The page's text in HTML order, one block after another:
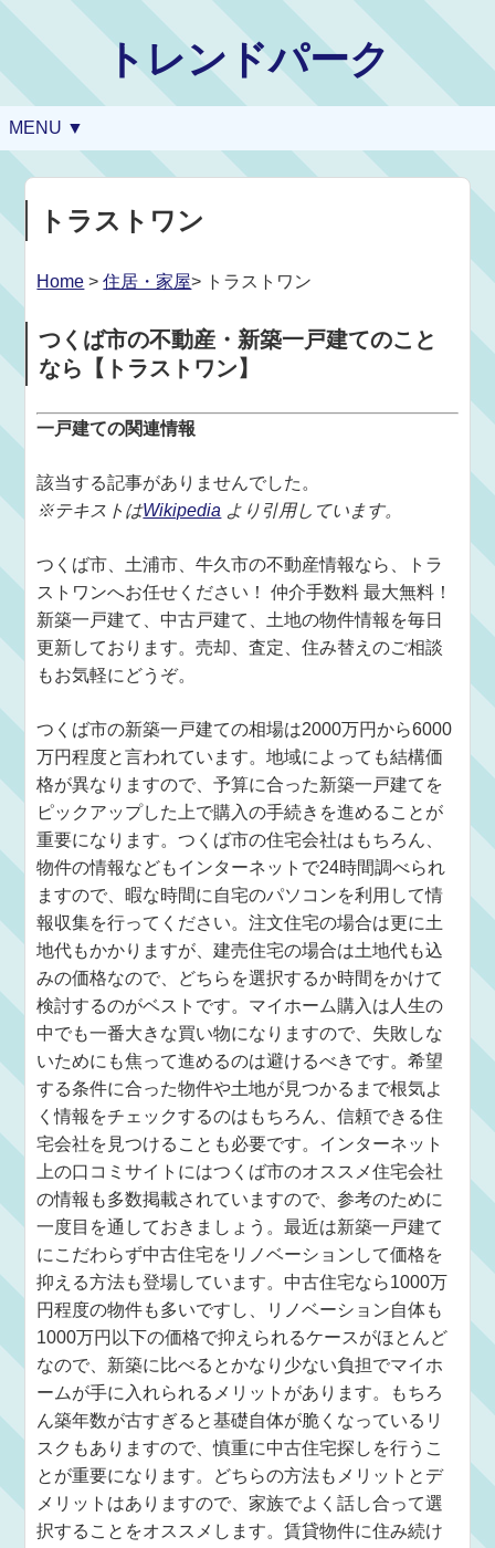
トレンドパーク
MENU ▼
トラストワン
Home >住居・家屋> トラストワン
つくば市の不動産・新築一戸建てのこと
なら【トラストワン】
一戸建ての関連情報
該当する記事がありませんでした。
※テキストはWikipedia より引用しています。
つくば市、土浦市、牛久市の不動産情報なら、トラ
ストワンへお任せください！ 仲介手数料 最大無料！
新築一戸建て、中古戸建て、土地の物件情報を毎日
更新しております。売却、査定、住み替えのご相談
もお気軽にどうぞ。
つくば市の新築一戸建ての相場は2000万円から6000
万円程度と言われています。地域によっても結構価
格が異なりますので、予算に合った新築一戸建てを
ピックアップした上で購入の手続きを進めることが
重要になります。つくば市の住宅会社はもちろん、
物件の情報などもインターネットで24時間調べられ
ますので、暇な時間に自宅のパソコンを利用して情
報収集を行ってください。注文住宅の場合は更に土
地代もかかりますが、建売住宅の場合は土地代も込
みの価格なので、どちらを選択するか時間をかけて
検討するのがベストです。マイホーム購入は人生の
中でも一番大きな買い物になりますので、失敗しな
いためにも焦って進めるのは避けるべきです。希望
する条件に合った物件や土地が見つかるまで根気よ
く情報をチェックするのはもちろん、信頼できる住
宅会社を見つけることも必要です。インターネット
上の口コミサイトにはつくば市のオススメ住宅会社
の情報も多数掲載されていますので、参考のために
一度目を通しておきましょう。最近は新築一戸建て
にこだわらず中古住宅をリノベーションして価格を
抑える方法も登場しています。中古住宅なら1000万
円程度の物件も多いですし、リノベーション自体も
1000万円以下の価格で抑えられるケースがほとんど
なので、新築に比べるとかなり少ない負担でマイホ
ームが手に入れられるメリットがあります。もちろ
ん築年数が古すぎると基礎自体が脆くなっているリ
スクもありますので、慎重に中古住宅探しを行うこ
とが重要になります。どちらの方法もメリットとデ
メリットはありますので、家族でよく話し合って選
択することをオススメします。賃貸物件に住み続け